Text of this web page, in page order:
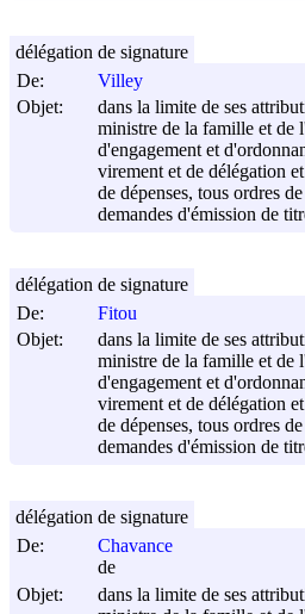
De:
Villey
Objet:
dans la limite de ses
ministre de la famille et de
d'engagement et
virement et de délégation
de dépenses, tous ordres
demandes d'émission de
délégation de signature
De:
Fitou
Objet:
dans la limite de ses
ministre de la famille et de
d'engagement et
virement et de délégation
de dépenses, tous ordres
demandes d'émission de
délégation de signature
De:
Chavance
de
Objet:
dans la limite de ses
délégation de signature